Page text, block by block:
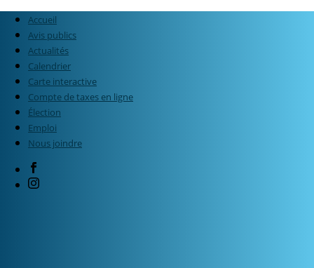
Accueil
Avis publics
Actualités
Calendrier
Carte interactive
Compte de taxes en ligne
Élection
Emploi
Nous joindre